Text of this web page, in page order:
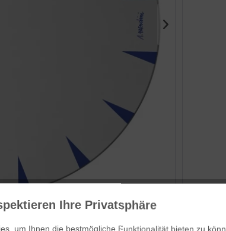
Hersteller:
Ihre Privatsphäre
um Ihnen die bestmögliche Funktionalität bieten zu